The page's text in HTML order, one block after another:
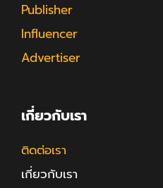
Publisher
Influencer
Advertiser
เกี่ยวกับเรา
ติดต่อเรา
เกี่ยวกับเรา